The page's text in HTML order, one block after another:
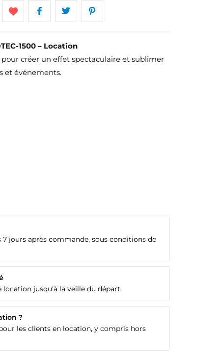
1500 – Location
créer un effet spectaculaire et sublimer
et événements.
jours après commande, sous conditions de
jusqu'à la veille du départ.
?
les clients en location, y compris hors